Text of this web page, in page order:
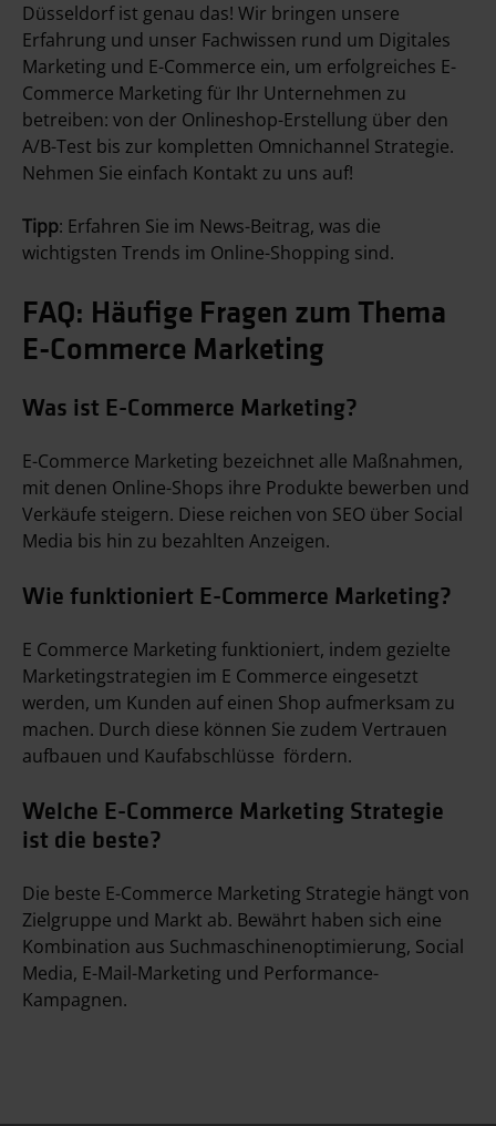
Düsseldorf ist genau das! Wir bringen unsere
Erfahrung und unser Fachwissen rund um Digitales
Marketing und E-Commerce ein, um erfolgreiches E-
Commerce Marketing für Ihr Unternehmen zu
betreiben: von der Onlineshop-Erstellung über den
A/B-Test bis zur kompletten Omnichannel Strategie.
Nehmen Sie einfach Kontakt zu uns auf!
Tipp: Erfahren Sie im News-Beitrag, was die
wichtigsten Trends im Online-Shopping sind.
FAQ: Häufige Fragen zum Thema
E-Commerce Marketing
Was ist E-Commerce Marketing?
E-Commerce Marketing bezeichnet alle Maßnahmen,
mit denen Online-Shops ihre Produkte bewerben und
Verkäufe steigern. Diese reichen von SEO über Social
Media bis hin zu bezahlten Anzeigen.
Wie funktioniert E-Commerce Marketing?
E Commerce Marketing funktioniert, indem gezielte
Marketingstrategien im E Commerce eingesetzt
werden, um Kunden auf einen Shop aufmerksam zu
machen. Durch diese können Sie zudem Vertrauen
aufbauen und Kaufabschlüsse fördern.
Welche E-Commerce Marketing Strategie
ist die beste?
Die beste E-Commerce Marketing Strategie hängt von
Zielgruppe und Markt ab. Bewährt haben sich eine
Kombination aus Suchmaschinenoptimierung, Social
Media, E-Mail-Marketing und Performance-
Kampagnen.